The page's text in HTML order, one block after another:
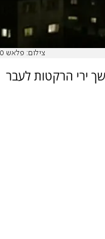
צילום: פלאש 90
ירי הרקטות לעבר